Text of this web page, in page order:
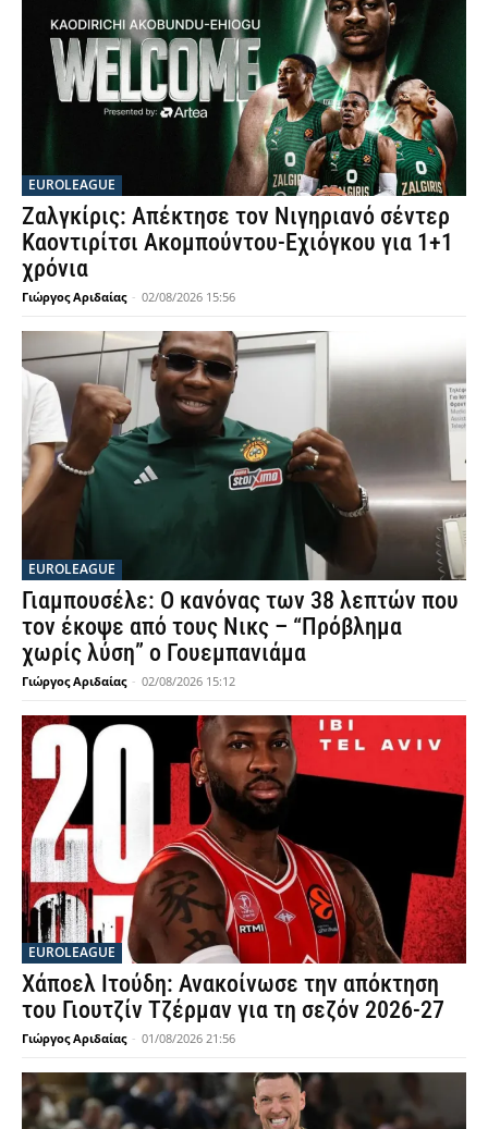
EUROLEAGUE
Ζαλγκίρις: Απέκτησε τον Νιγηριανό σέντερ
Καοντιρίτσι Ακομπούντου-Εχιόγκου για 1+1
χρόνια
Γιώργος Αριδαίας - 02/08/2026 15:56
EUROLEAGUE
Γιαμπουσέλε: Ο κανόνας των 38 λεπτών που
τον έκοψε από τους Νικς – “Πρόβλημα
χωρίς λύση” ο Γουεμπανιάμα
Γιώργος Αριδαίας - 02/08/2026 15:12
EUROLEAGUE
Χάποελ Ιτούδη: Ανακοίνωσε την απόκτηση
του Γιουτζίν Τζέρμαν για τη σεζόν 2026-27
Γιώργος Αριδαίας - 01/08/2026 21:56